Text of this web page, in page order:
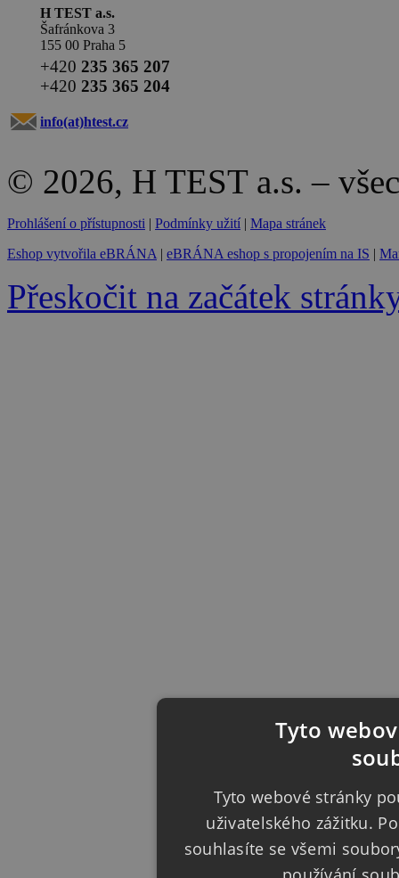
H TEST a.s.
Šafránkova 3
155 00 Praha 5
+420 235 365 207
+420 235 365 204
info(at)htest.cz
© 2026, H TEST a.s. –
Prohlášení o přístupnosti | Podmínky užití | Mapa stránek
Eshop vytvořila eBRÁNA | eBRÁNA eshop s propojením na IS |
Přeskočit na začátek
Tyto
Tyto webové stránky
uživatelského zážitku.
souhlasíte se všemi